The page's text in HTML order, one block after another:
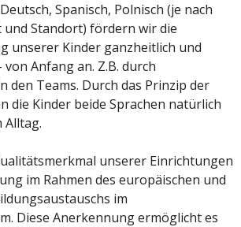
Spanisch, Polnisch (je nach
und Standort) fördern wir die
unserer Kinder ganzheitlich und
Anfang an. Z.B. durch
den Teams. Durch das Prinzip der
die Kinder beide Sprachen natürlich
Alltag.
unserer Einrichtungen
im Rahmen des europäischen und
im
Diese Anerkennung ermöglicht es